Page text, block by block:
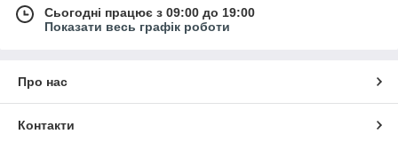
Сьогодні працює з 09:00 до 19:00
Показати весь графік роботи
Про нас
Контакти